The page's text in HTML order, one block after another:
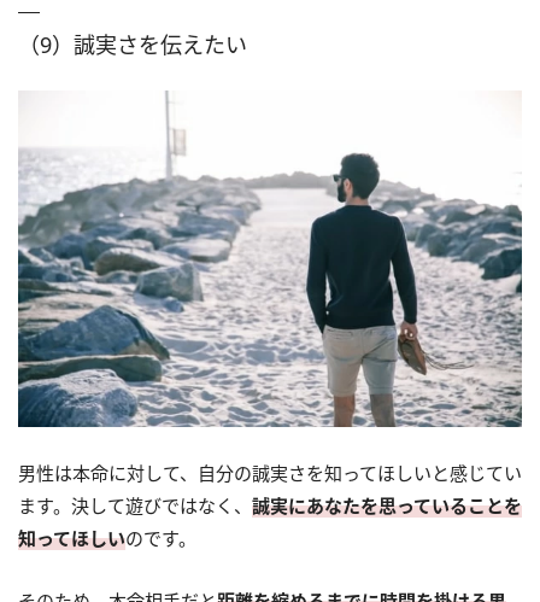
（9）誠実さを伝えたい
男性は本命に対して、自分の誠実さを知ってほしいと感じてい
ます。決して遊びではなく、 誠実にあなたを思っていることを
知ってほしいのです。